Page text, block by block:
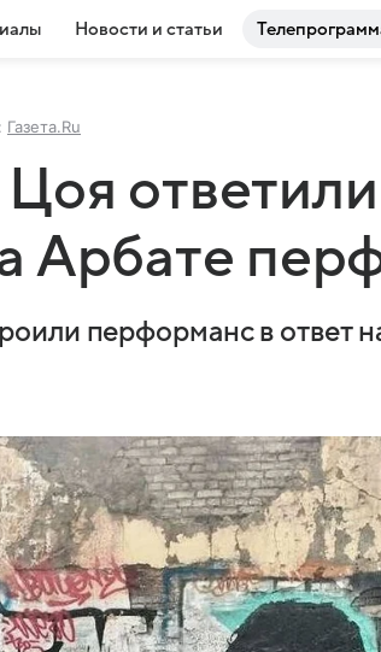
Новости и статьи
Газета.Ru
Арбате
перформанс в ответ